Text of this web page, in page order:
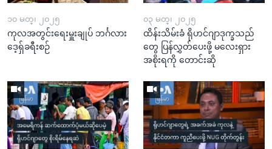
၁၀ မတ္၊ ၂၀၂၅
ကုလအတွင်းရေးမှူးချုပ် ဘင်္ဂလား
ဒေ့ရှ်ခရီးစဉ်
၀၃ မတ္၊ ၂၀၂၅
ထိန်းသိမ်းခံ ရိုဟင်ဂျာဒုက္ခသည်
တွေ ပြန်လွှတ်ပေးဖို့ မလေးရှား
အစိုးရကို တောင်းဆို